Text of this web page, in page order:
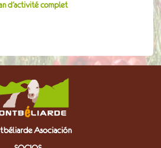
d’activité complet
Asociación